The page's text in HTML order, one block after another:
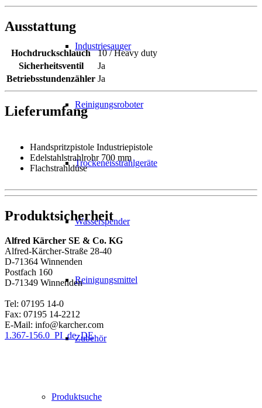
Industriesauger
Reinigungsroboter
Trockeneisstrahlgeräte
Wasserspender
Reinigungsmittel
Zubehör
Produktsuche
Ausstattung
Hochdruckschlauch
10 / Heavy duty
Sicherheitsventil
Ja
Betriebsstundenzähler Ja
Lieferumfang
Handspritzpistole Industriepistole
Edelstahlstrahlrohr 700 mm
Flachstrahldüse
Produktsicherheit
Alfred Kärcher SE & Co. KG
Alfred-Kärcher-Straße 28-40
D-71364 Winnenden
Postfach 160
D-71349 Winnenden
Tel: 07195 14-0
Fax: 07195 14-2212
E-Mail: info@karcher.com
1.367-156.0_PI_de_DE